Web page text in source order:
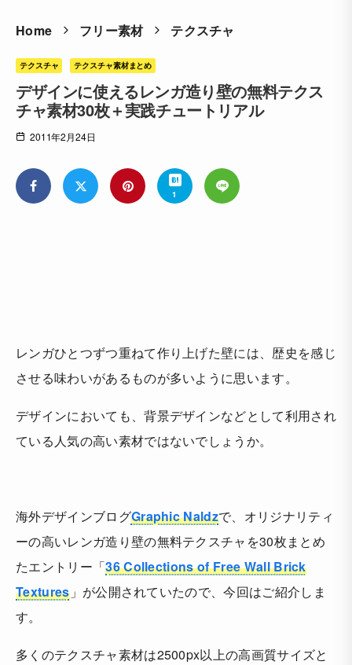
Home フリー素材 テクスチャ
テクスチャ テクスチャ素材まとめ
デザインに使えるレンガ造り壁の無料テクス
チャ素材30枚＋実践チュートリアル
2011年2月24日
1
レンガひとつずつ重ねて作り上げた壁には、歴史を感じ
させる味わいがあるものが多いように思います。
デザインにおいても、背景デザインなどとして利用され
ている人気の高い素材ではないでしょうか。
海外デザインブログGraphic Naldzで、オリジナリティ
ーの高いレンガ造り壁の無料テクスチャを30枚まとめ
たエントリー「36 Collections of Free Wall Brick
Textures」が公開されていたので、今回はご紹介しま
す。
多くのテクスチャ素材は2500px以上の高画質サイズと